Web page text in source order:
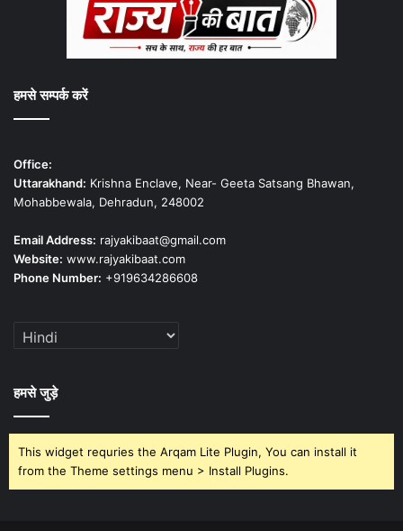
हमसे सम्पर्क करें
Office:
Uttarakhand: Krishna Enclave, Near- Geeta Satsang Bhawan,
Mohabbewala, Dehradun, 248002
Email Address: rajyakibaat@gmail.com
Website: www.rajyakibaat.com
Phone Number: +919634286608
हमसे जुड़े
This widget requries the Arqam Lite Plugin, You can install it
from the Theme settings menu > Install Plugins.